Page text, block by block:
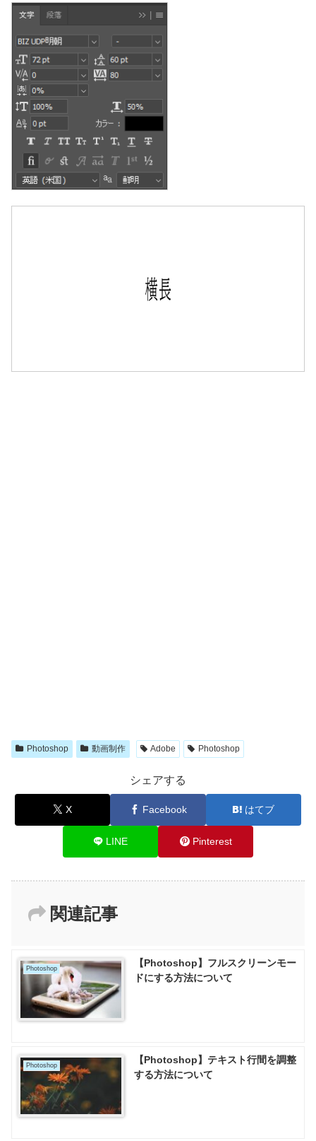
Photoshop 動画制作 Adobe Photoshop
シェアする
X Facebook はてブ
LINE Pinterest
関連記事
Photoshop
【Photoshop】フルスクリーンモー
ドにする方法について
Photoshop
【Photoshop】テキスト行間を調整
する方法について